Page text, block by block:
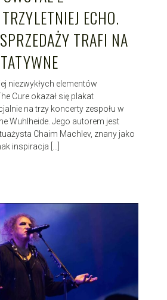
ECHO.
TRAFI NA
niezwykłych elementów
Cure okazał się plakat
na trzy koncerty zespołu w
Wuhlheide. Jego autorem jest
Chaim Machlev, znany jako
inspiracja […]